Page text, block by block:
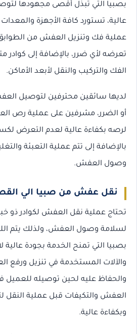
بصبيا التي تبذل أقصى مجهودها
عالية، تستورد كافة الأجهزة
عملية فك وتنزيل العفش من الطوابق
تعرضه لأي ضرر، بالإضافة إلى
الفك والتركيب والنقل لأبعد الأماكن.
لديها سائقين محترفين لتوصيل
أو الضرر، مشرفين على عملية رص
لرصه بكفاءة عالية لعدم التعرض
بالإضافة إلى تتم عملية التعبئة
وصول العفش.
نقل عفش من صبيا الي
تحتاج عملية نقل العفش لكوادر ذو
لسلامة وصول العفش، ولذلك يتم
بصبيا التي تمنح الخدمة بجودة عالية
والآلات المستخدمة في تنزيل ورفع
والحفاظ عليه لحين توصيله للعميل
العفش والتكيفات قبل عملية
وبكفاءة عالية.